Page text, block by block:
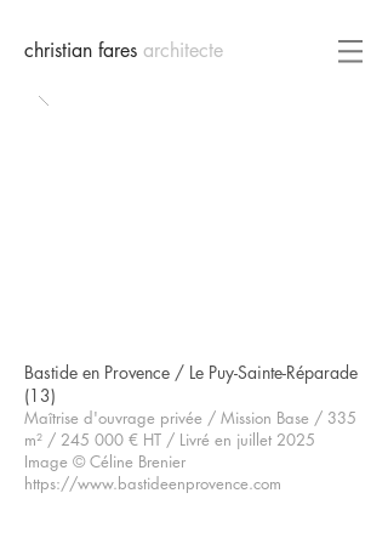
christian fares architecte
Bastide en Provence / Le Puy-Sainte-Réparade
(13)
Maîtrise d'ouvrage privée / Mission Base / 335
m² / 245 000 € HT / Livré en juillet 2025
Image © Céline Brenier
https://www.bastideenprovence.com